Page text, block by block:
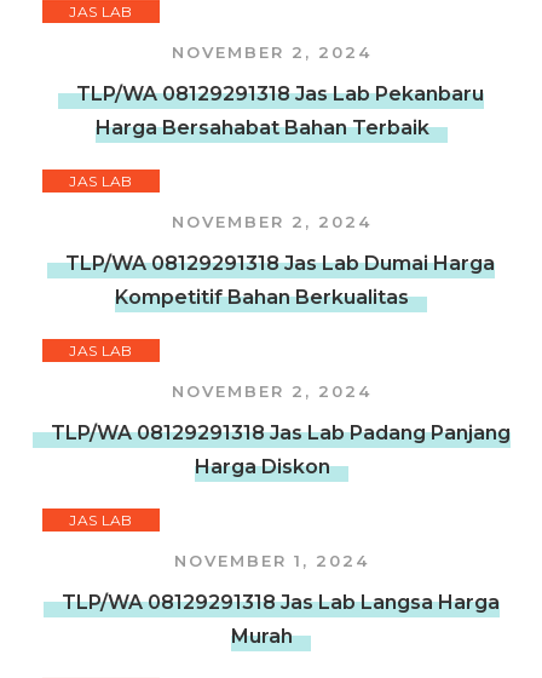
JAS LAB
NOVEMBER 2, 2024
TLP/WA 08129291318 Jas Lab Pekanbaru
Harga Bersahabat Bahan Terbaik
JAS LAB
NOVEMBER 2, 2024
TLP/WA 08129291318 Jas Lab Dumai Harga
Kompetitif Bahan Berkualitas
JAS LAB
NOVEMBER 2, 2024
TLP/WA 08129291318 Jas Lab Padang Panjang
Harga Diskon
JAS LAB
NOVEMBER 1, 2024
TLP/WA 08129291318 Jas Lab Langsa Harga
Murah